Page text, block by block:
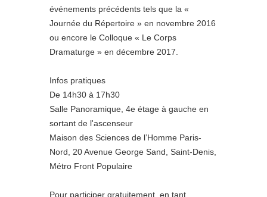
événements précédents tels que la «
Journée du Répertoire » en novembre 2016
ou encore le Colloque « Le Corps
Dramaturge » en décembre 2017.
Infos pratiques
De 14h30 à 17h30
Salle Panoramique, 4e étage à gauche en
sortant de l'ascenseur
Maison des Sciences de l’Homme Paris-
Nord, 20 Avenue George Sand, Saint-Denis,
Métro Front Populaire
Pour participer gratuitement, en tant